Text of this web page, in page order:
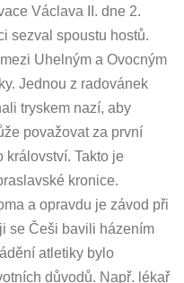
Václava II. dne 2.
sezval spoustu hostů.
Uhelným a Ovocným
Jednou z radovánek
tryskem nazí, aby
považovat za první
království. Takto je
kronice.
a opravdu je závod při
se Češi bavili házením
atletiky bylo
důvodů. Např. lékař